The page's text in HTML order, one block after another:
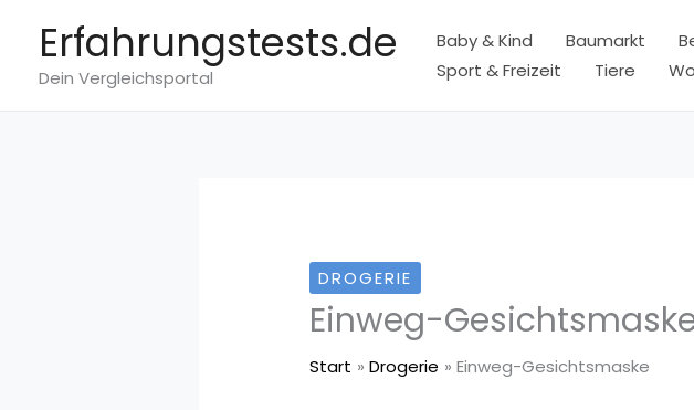
springen
Erfahrungstests.de
Dein Vergleichsportal
Baby & Kind Baumarkt
Sport & Freizeit
Tiere
DROGERIE
Einweg-
Start Drogerie Einweg-Gesichtsmaske